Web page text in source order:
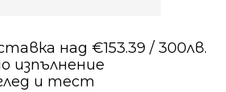
над €153.39 / 300лв.
изпълнение
и тест